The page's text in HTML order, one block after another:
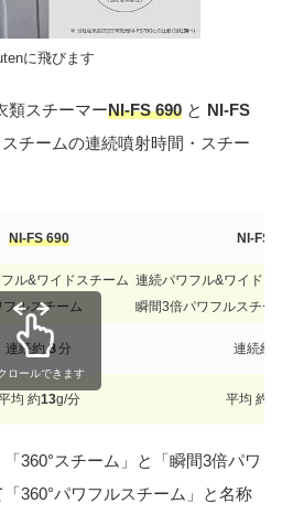
に飛びます
類スチーマーNI-FS 690 と NI-FS
チームの連続噴射時間・スチー
NI-FS 690 NI-FS
ル&ワイドスチーム
ルスチーム
連続パワフル&ワイドス
瞬間3倍パワフルスチー
連続約８分 連続約
均 約13g/分 平均 約
ロールできます
360°スチーム」と「瞬間3倍パワ
360°パワフルスチーム」と名称